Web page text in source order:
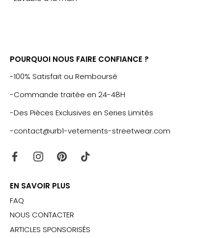
POURQUOI NOUS FAIRE CONFIANCE ?
-100% Satisfait ou Remboursé
-Commande traitée en 24-48H
-Des Pièces Exclusives en Series Limités
-contact@urb1-vetements-streetwear.com
EN SAVOIR PLUS
FAQ
NOUS CONTACTER
ARTICLES SPONSORISÉS